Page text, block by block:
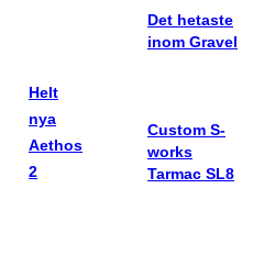
Helt
nya
Aethos
2
Det hetaste
inom Gravel
Custom S-
works
Tarmac SL8